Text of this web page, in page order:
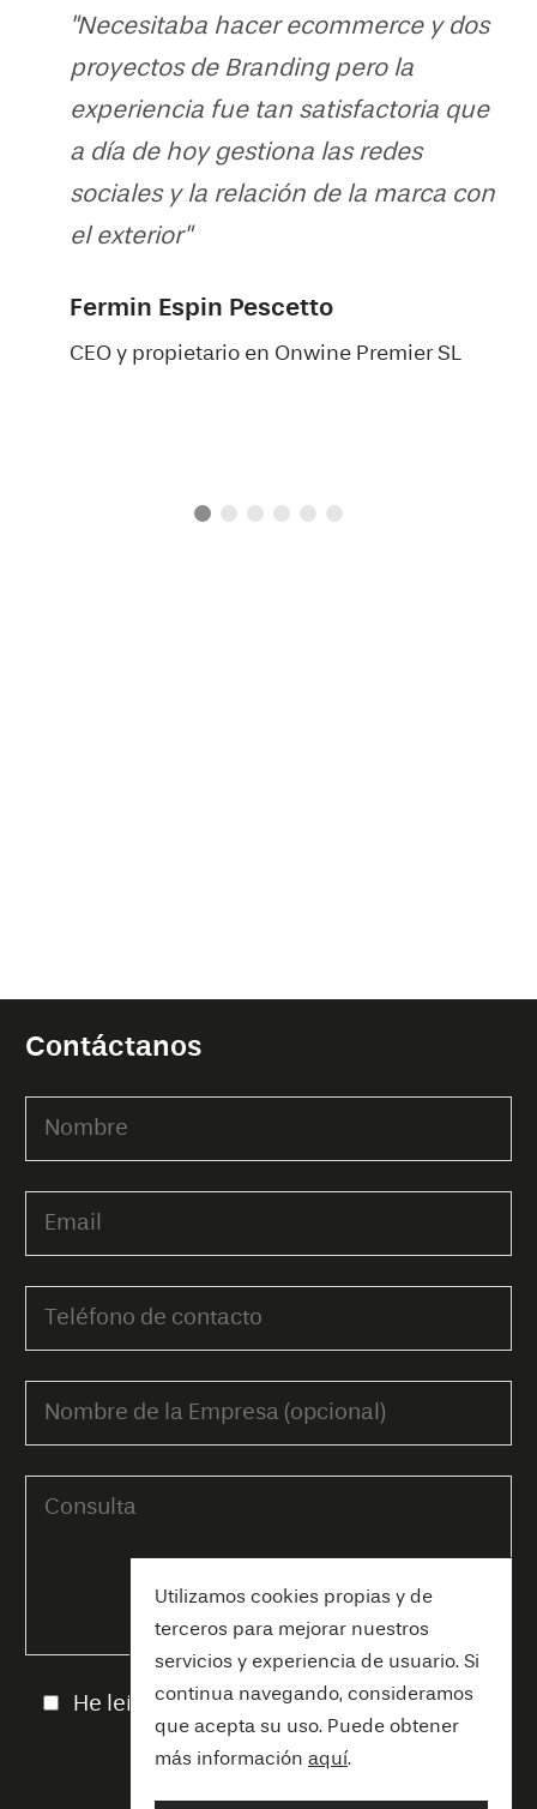
Utilizamos cookies propias y de
terceros para mejorar nuestros
servicios y experiencia de usuario. Si
continua navegando, consideramos
que acepta su uso. Puede obtener
más información aquí.
"Necesitaba hacer ecommerce y dos
proyectos de Branding pero la
experiencia fue tan satisfactoria que
a día de hoy gestiona las redes
sociales y la relación de la marca con
el exterior"
Fermin Espin Pescetto
CEO y propietario en Onwine Premier SL
Contáctanos
He leído y acepto laPolítica de privacidad